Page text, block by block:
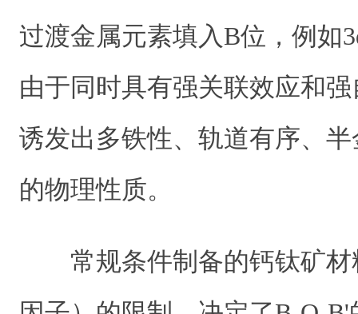
过渡金属元素填入B位，例如
由于同时具有强关联效应和
诱发出多铁性、轨道有序、
的物理性质。
常规条件制备的钙钛矿